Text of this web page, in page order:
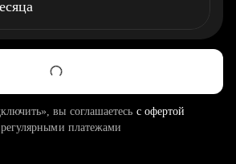
вы соглашаетесь с офертой
платежами